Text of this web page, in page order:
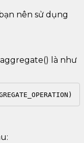
nên sử dụng
là như